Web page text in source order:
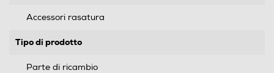
Accessori rasatura
Tipo di prodotto
Parte di ricambio